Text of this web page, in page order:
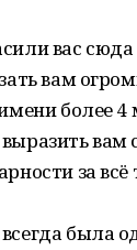
вас
вам
более
вам
за всё
была